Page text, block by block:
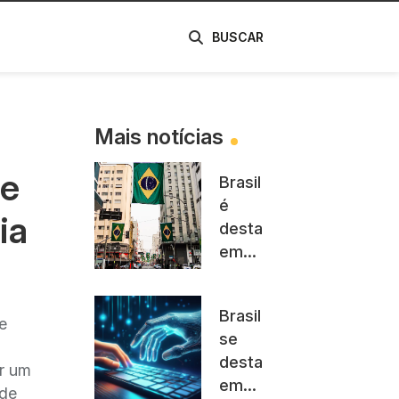
BUSCAR
um
Mais notícias
Brasil
é
destaque
em
qualidade
da
Internet
móvel,
Brasil
se
destaca
em